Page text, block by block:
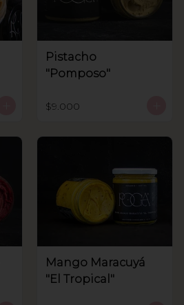
Pistacho
"Pomposo"
$9.000
Mango Maracuyá
"El Tropical"